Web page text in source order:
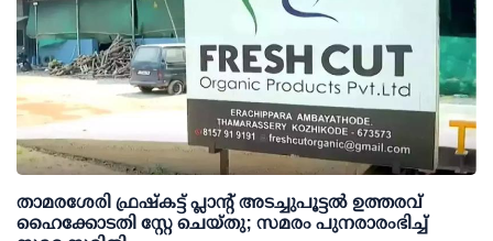
താമരശേരി ഫ്രഷ്കട്ട് പ്ലാന്റ് അടച്ചുപൂട്ടൽ ഉത്തരവ്
ഹൈക്കോടതി സ്റ്റേ ചെയ്തു; സമരം പുനരാരംഭിച്ച്